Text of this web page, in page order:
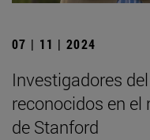
07 | 11 | 2024
Investigadores
reconocidos en el
de Stanford